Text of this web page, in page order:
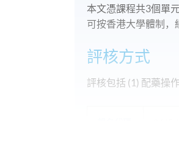
本文憑課程共3個單
可按香港大學體制，
評核方式
評核包括 (1) 配藥操